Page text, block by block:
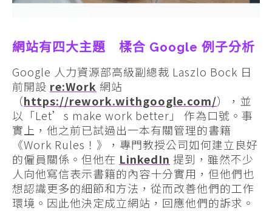
網站有四大主題 楺合 Google 例子分析
Google 人力資源部高級副總裁 Laszlo Bock 日
前開設 re:Work 網站
（https://rework.withgoogle.com/），並
以「Let’s make work better」 作為口號。事
實上，他之前已試過出一本有關管理的書籍
《Work Rules！》，專門教授公司如何建立良好
的僱員關係。但他在 LinkedIn 提到，雖然不少
人向他寫信表示書籍的內容十分實用，但他們也
想認識更多的細節和方法，從而改善他們的工作
環境。因此他決定成立網站，回應他們的訴求。